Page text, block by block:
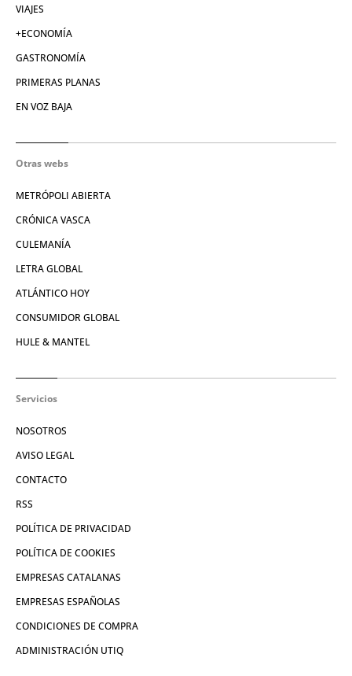
VIAJES
+ECONOMÍA
GASTRONOMÍA
PRIMERAS PLANAS
EN VOZ BAJA
Otras webs
METRÓPOLI ABIERTA
CRÓNICA VASCA
CULEMANÍA
LETRA GLOBAL
ATLÁNTICO HOY
CONSUMIDOR GLOBAL
HULE & MANTEL
Servicios
NOSOTROS
AVISO LEGAL
CONTACTO
RSS
POLÍTICA DE PRIVACIDAD
POLÍTICA DE COOKIES
EMPRESAS CATALANAS
EMPRESAS ESPAÑOLAS
CONDICIONES DE COMPRA
ADMINISTRACIÓN UTIQ